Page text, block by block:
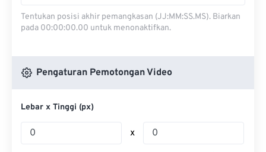
Tentukan posisi akhir pemangkasan (JJ:MM:SS.MS). Biarkan
pada 00:00:00.00 untuk menonaktifkan.
Pengaturan Pemotongan Video
Lebar x Tinggi (px)
x